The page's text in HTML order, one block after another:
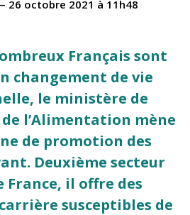
26 octobre 2021 à 11h48
Français sont
changement de vie
le ministère de
l’Alimentation mène
de promotion des
Deuxième secteur
France, il offre des
susceptibles de